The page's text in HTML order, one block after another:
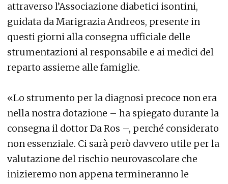
attraverso l’Associazione diabetici isontini,
guidata da Marigrazia Andreos, presente in
questi giorni alla consegna ufficiale delle
strumentazioni al responsabile e ai medici del
reparto assieme alle famiglie.
«Lo strumento per la diagnosi precoce non era
nella nostra dotazione – ha spiegato durante la
consegna il dottor Da Ros –, perché considerato
non essenziale. Ci sarà però davvero utile per la
valutazione del rischio neurovascolare che
inizieremo non appena termineranno le